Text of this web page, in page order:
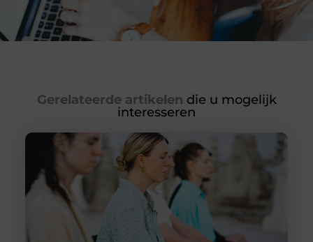
Gerelateerde artikelen die u mogelijk
interesseren